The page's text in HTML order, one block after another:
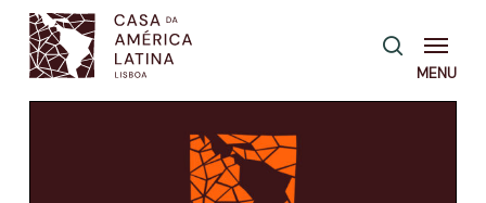
Skip
main
pesquisa
Menu